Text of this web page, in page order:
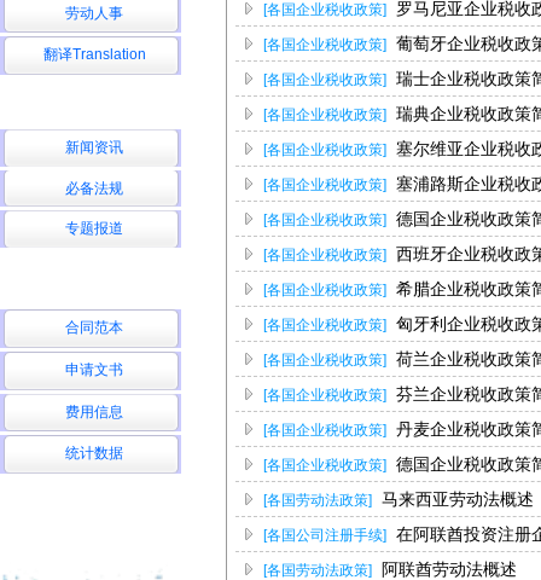
劳动人事
翻译Translation
[各国企业税收政策] 罗马尼亚企业税收
[各国企业税收政策] 葡萄牙企业税收政
[各国企业税收政策] 瑞士企业税收政策
[各国企业税收政策] 瑞典企业税收政策
[各国企业税收政策] 塞尔维亚企业税收
[各国企业税收政策] 塞浦路斯企业税收
[各国企业税收政策] 德国企业税收政策
[各国企业税收政策] 西班牙企业税收政
[各国企业税收政策] 希腊企业税收政策
[各国企业税收政策] 匈牙利企业税收政
[各国企业税收政策] 荷兰企业税收政策
[各国企业税收政策] 芬兰企业税收政策
[各国企业税收政策] 丹麦企业税收政策
[各国企业税收政策] 德国企业税收政策
[各国劳动法政策] 马来西亚劳动法概述
[各国公司注册手续] 在阿联酋投资注册
[各国劳动法政策] 阿联酋劳动法概述
新闻资讯
必备法规
专题报道
合同范本
申请文书
费用信息
统计数据